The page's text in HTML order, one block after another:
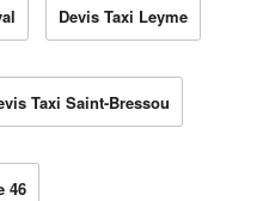
Devis Taxi Leyme
Taxi Saint-Bressou
46